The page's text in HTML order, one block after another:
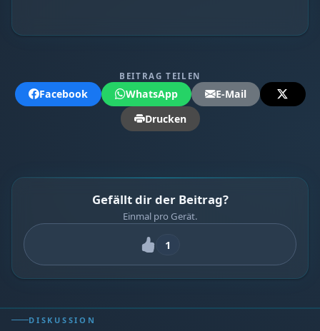
BEITRAG TEILEN
Facebook WhatsApp
E-Mail
Drucken
Gefällt dir der Beitrag?
Einmal pro Gerät.
1
DISKUSSION